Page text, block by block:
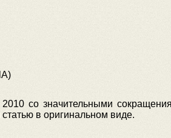
со значительными
в оригинальном виде.